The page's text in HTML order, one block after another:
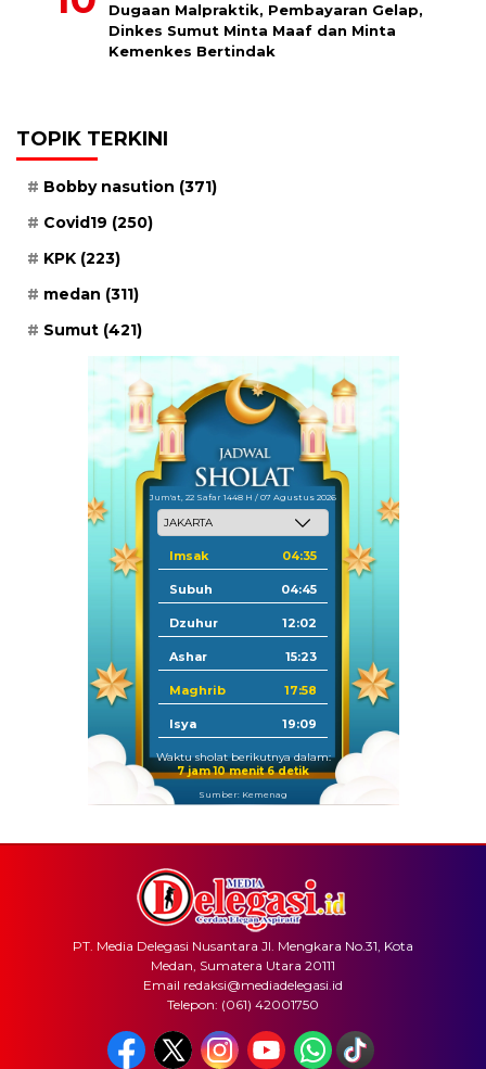
Dugaan Malpraktik, Pembayaran Gelap,
Dinkes Sumut Minta Maaf dan Minta
Kemenkes Bertindak
TOPIK TERKINI
Bobby nasution (371)
Covid19 (250)
KPK (223)
medan (311)
Sumut (421)
Jum'at, 22 Safar 1448 H / 07 Agustus 2026
Imsak 04:35
Subuh 04:45
Dzuhur 12:02
Ashar 15:23
Maghrib 17:58
Isya 19:09
Waktu sholat berikutnya dalam:
7 jam 10 menit 6 detik
Sumber: Kemenag
PT. Media Delegasi Nusantara Jl. Mengkara No.31, Kota
Medan, Sumatera Utara 20111
Email redaksi@mediadelegasi.id
Telepon: (061) 42001750